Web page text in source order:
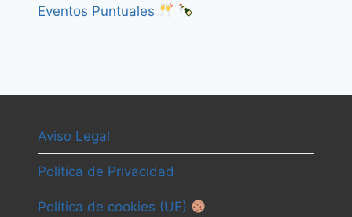
Eventos Puntuales
Aviso Legal
Política de Privacidad
Política de cookies (UE)